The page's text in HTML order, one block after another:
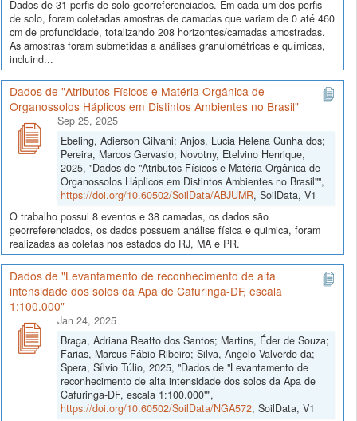
Dados de 31 perfis de solo georreferenciados. Em cada um dos perfis
de solo, foram coletadas amostras de camadas que variam de 0 até 460
cm de profundidade, totalizando 208 horizontes/camadas amostradas.
As amostras foram submetidas a análises granulométricas e químicas,
incluind...
Dados de "Atributos Físicos e Matéria Orgânica de
Organossolos Háplicos em Distintos Ambientes no Brasil"
Sep 25, 2025
Ebeling, Adierson Gilvani; Anjos, Lucia Helena Cunha dos;
Pereira, Marcos Gervasio; Novotny, Etelvino Henrique,
2025, "Dados de "Atributos Físicos e Matéria Orgânica de
Organossolos Háplicos em Distintos Ambientes no Brasil"",
https://doi.org/10.60502/SoilData/ABJUMR, SoilData, V1
O trabalho possui 8 eventos e 38 camadas, os dados são
georreferenciados, os dados possuem análise física e quimica, foram
realizadas as coletas nos estados do RJ, MA e PR.
Dados de "Levantamento de reconhecimento de alta
intensidade dos solos da Apa de Cafuringa-DF, escala
1:100.000"
Jan 24, 2025
Braga, Adriana Reatto dos Santos; Martins, Éder de Souza;
Farias, Marcus Fábio Ribeiro; Silva, Angelo Valverde da;
Spera, Sílvio Túlio, 2025, "Dados de "Levantamento de
reconhecimento de alta intensidade dos solos da Apa de
Cafuringa-DF, escala 1:100.000"",
https://doi.org/10.60502/SoilData/NGA572, SoilData, V1